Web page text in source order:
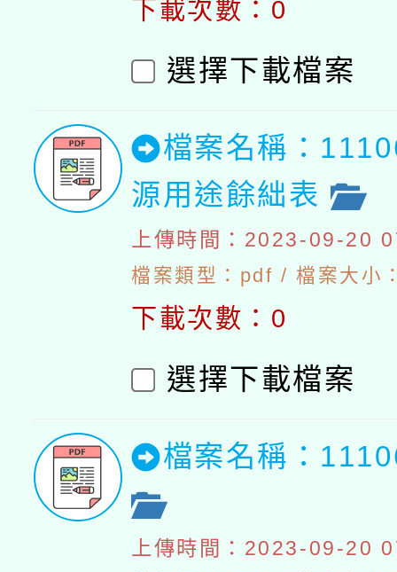
下載次數：0
選擇下載檔案
檔案名稱：
源用途餘絀表
上傳時間：2023-09-20
檔案類型：pdf / 檔案大小
下載次數：0
選擇下載檔案
檔案名稱：
上傳時間：2023-09-20